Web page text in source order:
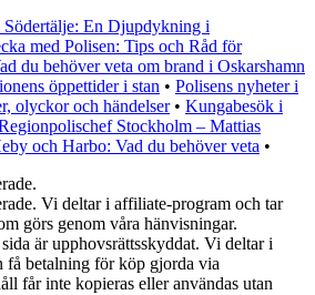
En Djupdykning i
med Polisen: Tips och Råd för
du behöver veta om brand i Oskarshamn
öppettider i stan • Polisens nyheter i
olyckor och händelser• Kungabesök i
Stockholm – Mattias
och Harbo: Vad du behöver veta •
Vi deltar i affiliate-program och tar
görs genom våra hänvisningar.
är upphovsrättsskyddat. Vi deltar i
få betalning för köp gjorda via
får inte kopieras eller användas utan